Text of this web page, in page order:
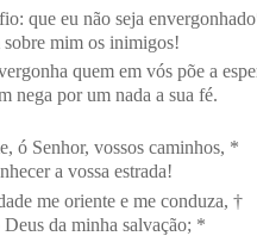
que eu não seja
mim os inimigos!
quem em vós põe a
nega por um nada a sua fé.
ó Senhor, vossos caminhos, *
a vossa estrada!
me oriente e me conduza, †
da minha salvação; *